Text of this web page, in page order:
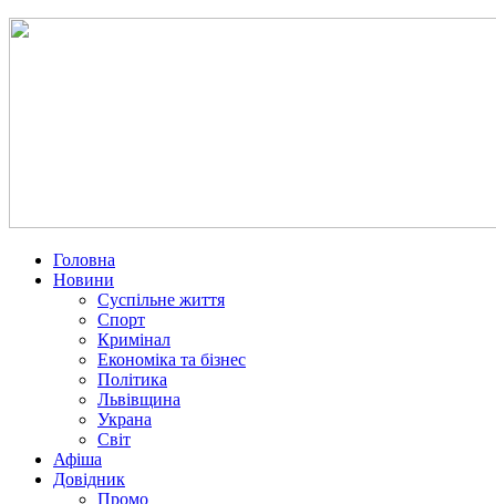
Головна
Новини
Суспільне життя
Спорт
Кримінал
Економіка та бізнес
Політика
Львівщина
Украна
Світ
Афіша
Довідник
Промо